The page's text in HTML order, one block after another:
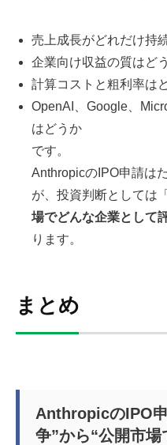
売上成長がどれだけ持
企業向け収益の質はど
計算コストと粗利率は
OpenAI、Google、
はどうか
です。
AnthropicのIPO申請は
が、投資判断としては
場でどんな企業として
ります。
まとめ
AnthropicのIPO
争”から“公開市